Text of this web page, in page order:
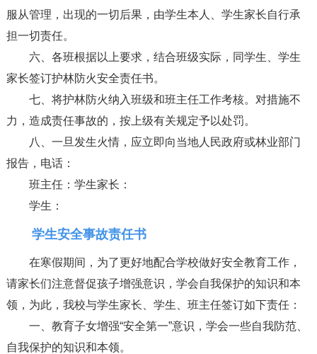
服从管理，出现的一切后果，由学生本人、学生家长自行承
担一切责任。
六、各班根据以上要求，结合班级实际，同学生、学生
家长签订护林防火安全责任书。
七、将护林防火纳入班级和班主任工作考核。对措施不
力，造成责任事故的，按上级有关规定予以处罚。
八、一旦发生火情，应立即向当地人民政府或林业部门
报告，电话：
班主任：学生家长：
学生：
学生安全事故责任书
在寒假期间，为了更好地配合学校做好安全教育工作，
请家长们注意督促孩子增强意识，学会自我保护的知识和本
领，为此，我校与学生家长、学生、班主任签订如下责任：
一、教育子女增强“安全第一”意识，学会一些自我防范、
自我保护的知识和本领。